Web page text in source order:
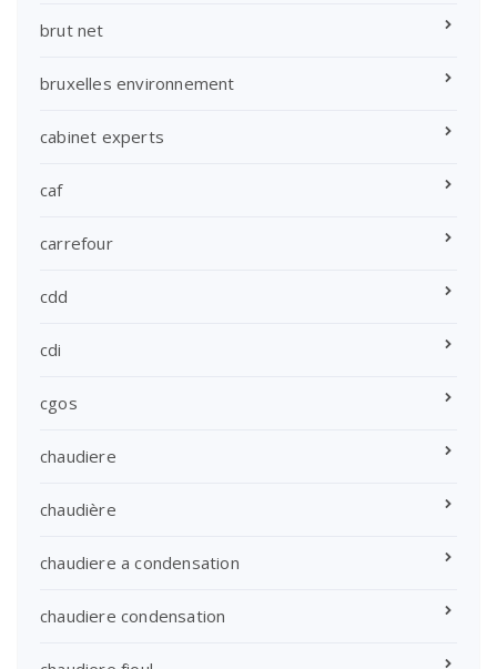
brut net
bruxelles environnement
cabinet experts
caf
carrefour
cdd
cdi
cgos
chaudiere
chaudière
chaudiere a condensation
chaudiere condensation